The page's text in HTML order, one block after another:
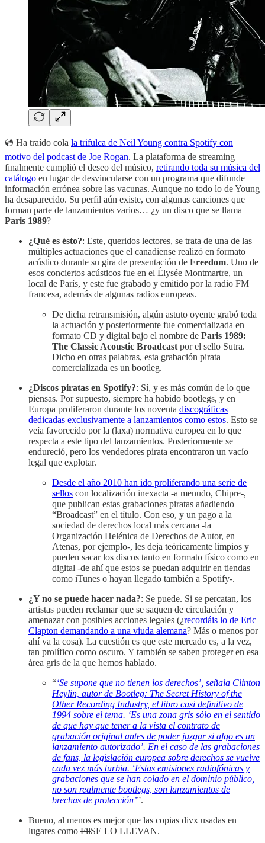
💿 Ha traído cola la trifulca de Neil Young contra Spotify con
motivo del podcast de Joe Rogan. La plataforma de streaming
finalmente cumplió el deseo del músico, retirando toda su música del
catálogo en lugar de desvincularse con un programa que difunde
información errónea sobre las vacunas. Aunque no todo lo de Young
ha desaparecido. Su perfil aún existe, con algunas canciones que
forman parte de lanzamientos varios… ¿y un disco que se llama
Paris 1989?
¿Qué es ésto?: Este, queridos lectores, se trata de una de las
múltiples actuaciones que el canadiense realizó en formato
acústico durante su gira de presentación de Freedom. Uno de
esos conciertos acústicos fue en el Élysée Montmartre, un
local de París, y este fue grabado y emitido por la radio FM
francesa, además de algunas radios europeas.
De dicha retransmisión, algún astuto oyente grabó toda
la actuación y posteriormente fue comercializada en
formato CD y digital bajo el nombre de Paris 1989:
The Classic Acoustic Broadcast por el sello Sutra.
Dicho en otras palabras, esta grabación pirata
comercializada es un bootleg.
¿Discos piratas en Spotify?: Sí, y es más común de lo que
piensas. Por supuesto, siempre ha habido bootlegs, y en
Europa proliferaron durante los noventa discográficas
dedicadas exclusivamente a lanzamientos como estos. Esto se
veía favorecido por la (laxa) normativa europea en lo que
respecta a este tipo del lanzamientos. Posteriormente se
endureció, pero los vendedores pirata encontraron un vacío
legal que explotar.
Desde el año 2010 han ido proliferando una serie de
sellos con localización inexacta -a menudo, Chipre-,
que publican estas grabaciones piratas añadiendo
“Broadcast” en el título. Con eso, y un pago a la
sociedad de derechos local más cercana -la
Organización Helénica de Derechos de Autor, en
Atenas, por ejemplo-, les deja teóricamente limpios y
pueden sacar los discos tanto en formato físico como en
digital -de ahí que estos se puedan adquirir en tiendas
como iTunes o hayan llegado también a Spotify-.
¿Y no se puede hacer nada?: Se puede. Si se percatan, los
artistas pueden reclamar que se saquen de circulación y
amenazar con posibles acciones legales (¿recordáis lo de Eric
Clapton demandando a una viuda alemana? Más o menos por
ahí va la cosa). La cuestión es que este mercado es, a la vez,
tan prolífico como oscuro. Y también se saben proteger en esa
área gris de la que hemos hablado.
“‘Se supone que no tienen los derechos’, señala Clinton
Heylin, autor de Bootleg: The Secret History of the
Other Recording Industry, el libro casi definitivo de
1994 sobre el tema. ‘Es una zona gris sólo en el sentido
de que hay que tener a la vista el contrato de
grabación original antes de poder juzgar si algo es un
lanzamiento autorizado’. En el caso de las grabaciones
de fans, la legislación europea sobre derechos se vuelve
cada vez más turbia. ‘Estas emisiones radiofónicas y
grabaciones que se han colado en el dominio público,
no son realmente bootlegs, son lanzamientos de
brechas de protección’”.
Bueno, al menos es mejor que las copias divx usadas en
lugares como FilSE LO LLEVAN.